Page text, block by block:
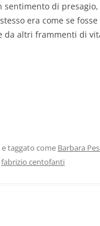
sentimento di
era come se
da altri frammenti di
e taggato come Barbara
fabrizio centofanti